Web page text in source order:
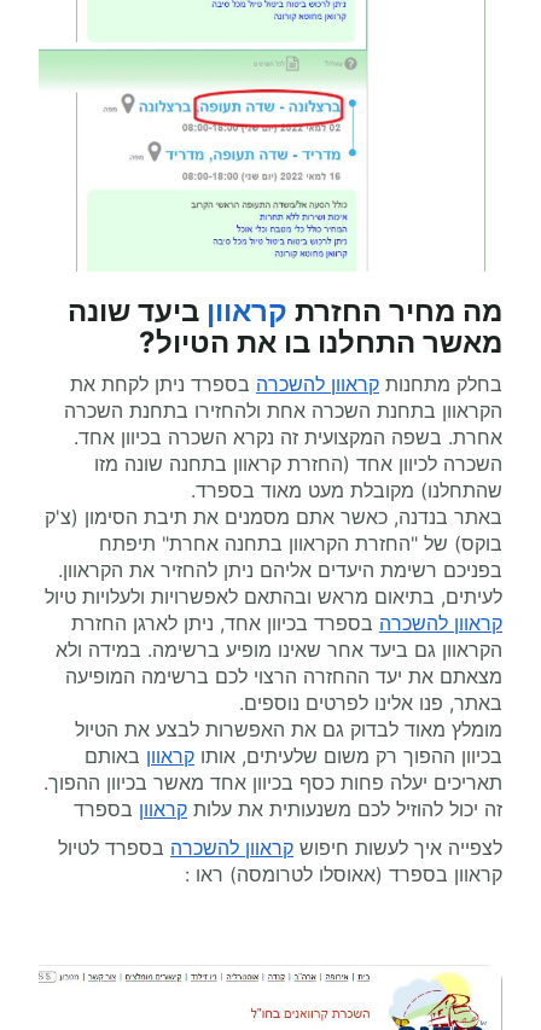
מה מחיר החזרת קראוון ביעד שונה
מאשר התחלנו בו את הטיול?
בחלק מתחנות קראוון להשכרה בספרד ניתן לקחת את
הקראוון בתחנת השכרה אחת ולהחזירו בתחנת השכרה
אחרת. בשפה המקצועית זה נקרא השכרה בכיוון אחד.
השכרה לכיוון אחד (החזרת קראוון בתחנה שונה מזו
שהתחלנו) מקובלת מעט מאוד בספרד.
באתר בנדנה, כאשר אתם מסמנים את תיבת הסימון (צ'ק
בוקס) של "החזרת הקראוון בתחנה אחרת" תיפתח
בפניכם רשימת היעדים אליהם ניתן להחזיר את הקראוון.
לעיתים, בתיאום מראש ובהתאם לאפשרויות ולעלויות טיול
קראוון להשכרה בספרד בכיוון אחד, ניתן לארגן החזרת
הקראוון גם ביעד אחר שאינו מופיע ברשימה. במידה ולא
מצאתם את יעד ההחזרה הרצוי לכם ברשימה המופיעה
באתר, פנו אלינו לפרטים נוספים.
מומלץ מאוד לבדוק גם את האפשרות לבצע את הטיול
בכיוון ההפוך רק משום שלעיתים, אותו קראוון באותם
תאריכים יעלה פחות כסף בכיוון אחד מאשר בכיוון ההפוך.
זה יכול להוזיל לכם משנעותית את עלות קראוון בספרד
לצפייה איך לעשות חיפוש קראוון להשכרה בספרד לטיול
קראוון בספרד (אאוסלו לטרומסה) ראו :